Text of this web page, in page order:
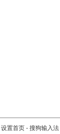
设置首页 - 搜狗输入法